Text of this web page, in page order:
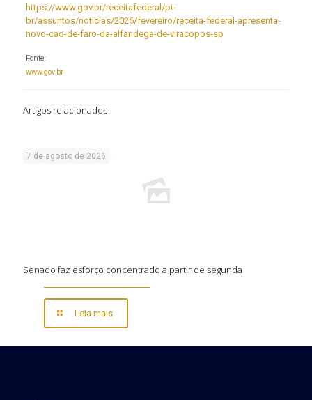
https://www.gov.br/receitafederal/pt-
br/assuntos/noticias/2026/fevereiro/receita-federal-apresenta-
novo-cao-de-faro-da-alfandega-de-viracopos-sp
Fonte:
www.gov.br
Artigos relacionados
7 de agosto de 2026
Senado faz esforço concentrado a partir de segunda
Leia mais